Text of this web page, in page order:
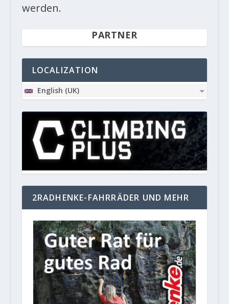
werden.
PARTNER
LOCALIZATION
English (UK)
2RADHENKE-FAHRRÄDER UND MEHR